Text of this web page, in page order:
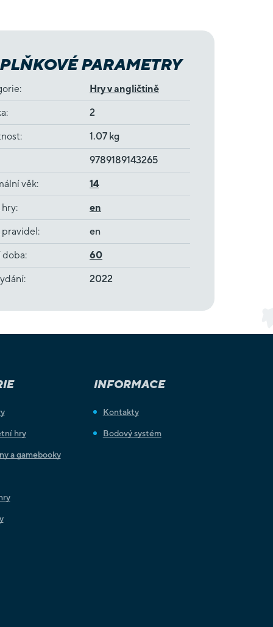
PARAMETRY
: Hry v angličtině
: 2
: 1.07 kg
9789189143265
věk: 14
hry: en
pravidel: en
doba: 60
: 2022
hry
a gamebooky
INFORMACE
Kontakty
Bodový systém